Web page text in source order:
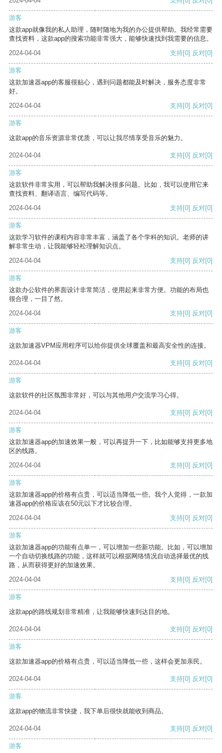
游客
这款app就像我的私人助理，随时随地为我的办公提供帮助。我经常需要
查找资料，这款app的搜索功能非常强大，能够快速找到我需要的信息。
2024-04-04
支持[0] 反对[0]
游客
这款加速器app的客服很贴心，遇到问题都能及时解决，服务态度非常
好。
2024-04-04
支持[0] 反对[0]
游客
这款app的音乐资源非常优质，可以让我尽情享受音乐的魅力。
2024-04-04 支持[0] 反对[0]
游客
这款软件非常实用，可以帮助我解决很多问题。比如，我可以使用它来
查找资料、翻译语言、编写代码等。
2024-04-04
支持[0] 反对[0]
游客
这款学习软件的课程内容非常丰富，涵盖了各个学科的知识。老师的讲
解非常生动，让我能够轻松理解知识点。
2024-04-04
支持[0] 反对[0]
游客
这款办公软件的界面设计非常简洁，使用起来非常方便。功能的布局也
很合理，一目了然。
2024-04-04
支持[0] 反对[0]
游客
这款加速器VPM应用程序可以给你提供全球覆盖和最高安全性的连接。
2024-04-04 支持[0] 反对[0]
游客
这款软件的社区氛围非常好，可以与其他用户交流学习心得。
2024-04-04 支持[0] 反对[0]
游客
这款加速器app的加速效果一般，可以再提升一下，比如能够支持更多地
区的线路。
2024-04-04
支持[0] 反对[0]
游客
这款加速器app的价格有点贵，可以适当降低一些。我个人觉得，一款加
速器app的价格应该在50元以下才比较合理。
2024-04-04
支持[0] 反对[0]
游客
这款加速器app的功能有点单一，可以增加一些新功能。比如，可以增加
一个自动切换线路的功能，这样就可以根据网络情况自动选择最优的线
路，从而获得更好的加速效果。
2024-04-04
支持[0] 反对[0]
游客
这款app的路线规划非常精准，让我能够快速到达目的地。
2024-04-04 支持[0] 反对[0]
游客
这款加速器app的价格有点贵，可以适当降低一些，这样会更加亲民。
2024-04-04 支持[0] 反对[0]
游客
这款app的物流非常快捷，我下单后很快就能收到商品。
2024-04-04 支持[0] 反对[0]
游客